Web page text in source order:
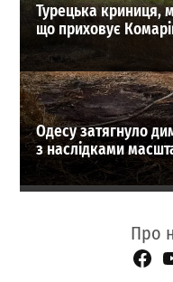
Турецька криниця,
що приховує
Одесу затягнуло
з наслідками
Про